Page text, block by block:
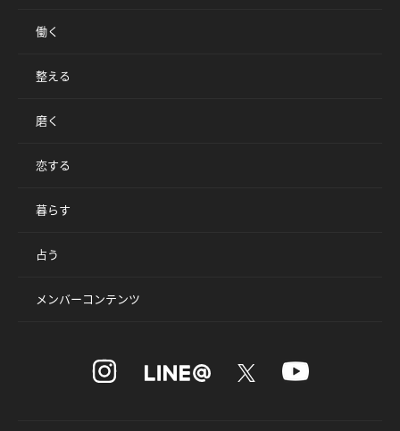
働く
整える
磨く
恋する
暮らす
占う
メンバーコンテンツ